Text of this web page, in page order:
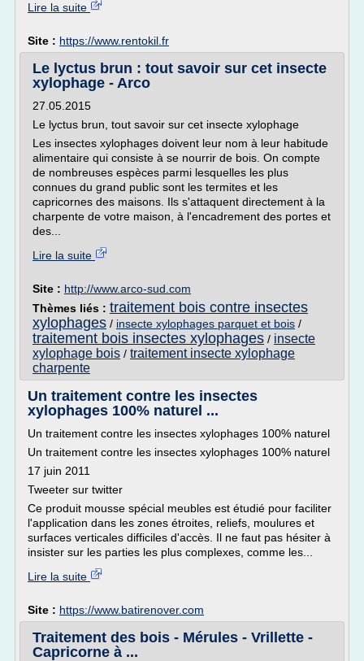
Lire la suite
Site : https://www.rentokil.fr
Le lyctus brun : tout savoir sur cet insecte
xylophage - Arco
27.05.2015
Le lyctus brun, tout savoir sur cet insecte xylophage
Les insectes xylophages doivent leur nom à leur habitude
alimentaire qui consiste à se nourrir de bois. On compte
de nombreuses espèces parmi lesquelles les plus
connues du grand public sont les termites et les
capricornes des maisons. Ils s'attaquent directement à la
charpente de votre maison, à l'encadrement des portes et
des...
Lire la suite
Site : http://www.arco-sud.com
Thèmes liés : traitement bois contre insectes
xylophages / insecte xylophages parquet et bois /
traitement bois insectes xylophages / insecte
xylophage bois / traitement insecte xylophage
charpente
Un traitement contre les insectes
xylophages 100% naturel ...
Un traitement contre les insectes xylophages 100% naturel
Un traitement contre les insectes xylophages 100% naturel
17 juin 2011
Tweeter sur twitter
Ce produit mousse spécial meubles est étudié pour faciliter
l'application dans les zones étroites, reliefs, moulures et
surfaces verticales difficiles d'accès. Il ne faut pas hésiter à
insister sur les parties les plus complexes, comme les...
Lire la suite
Site : https://www.batirenover.com
Traitement des bois - Mérules - Vrillette -
Capricorne à ...